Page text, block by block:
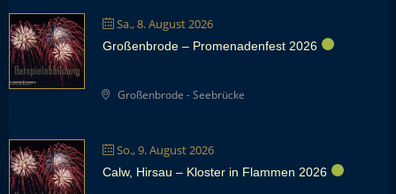
Sa., 8. August 2026
Großenbrode – Promenadenfest 2026
Großenbrode - Seebrücke
So., 9. August 2026
Calw, Hirsau – Kloster in Flammen 2026